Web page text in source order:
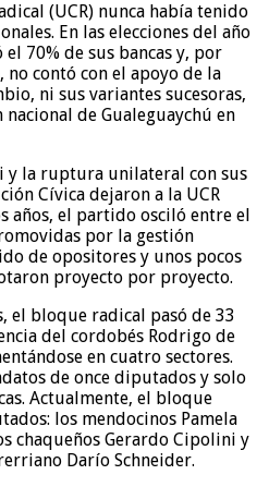
(UCR) nunca había tenido
En las elecciones del año
70% de sus bancas y, por
no contó con el apoyo de la
ni sus variantes sucesoras,
de Gualeguaychú en
y la ruptura unilateral con sus
Cívica dejaron a la UCR
años, el partido osciló entre el
por la gestión
de opositores y unos pocos
proyecto por proyecto.
el bloque radical pasó de 33
del cordobés Rodrigo de
en cuatro sectores.
de once diputados y solo
Actualmente, el bloque
los mendocinos Pamela
chaqueños Gerardo Cipolini y
Darío Schneider.